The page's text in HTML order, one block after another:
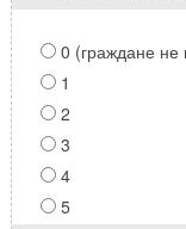
0 (граждане не
1
2
3
4
5